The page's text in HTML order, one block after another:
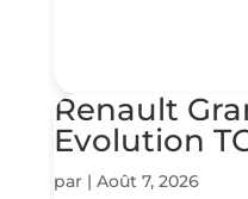
Renault
Evolution
par | Août 7, 2026